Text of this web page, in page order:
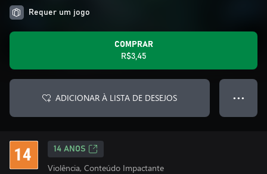
Requer um jogo
COMPRAR
R$3,45
ADICIONAR À LISTA DE DESEJOS ● ● ●
14 ANOS
Violência, Conteúdo Impactante